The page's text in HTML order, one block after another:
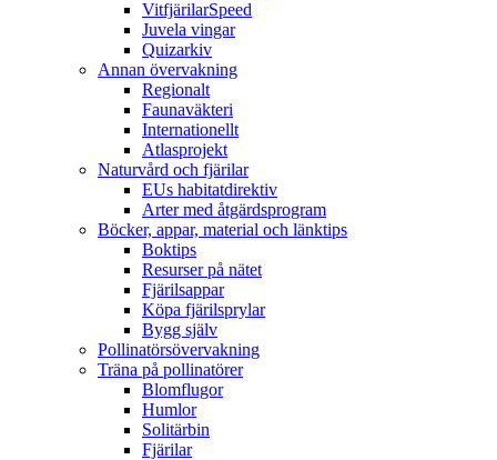
VitfjärilarSpeed
Juvela vingar
Quizarkiv
Annan övervakning
Regionalt
Faunaväkteri
Internationellt
Atlasprojekt
Naturvård och fjärilar
EUs habitatdirektiv
Arter med åtgärdsprogram
Böcker, appar, material och länktips
Boktips
Resurser på nätet
Fjärilsappar
Köpa fjärilsprylar
Bygg själv
Pollinatörsövervakning
Träna på pollinatörer
Blomflugor
Humlor
Solitärbin
Fjärilar